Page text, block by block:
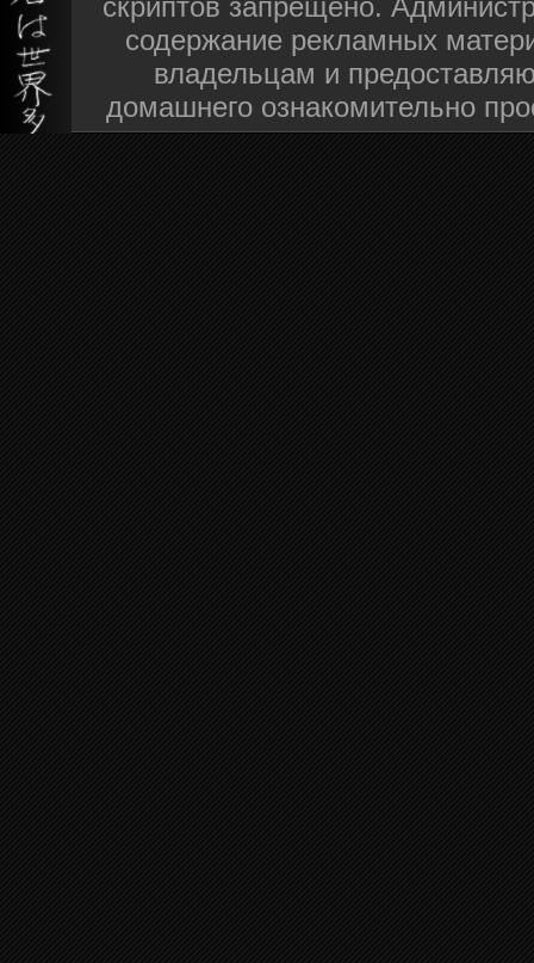
скриптов запрещено.
содержание рекламных
владельцам и
домашнего ознакомительно